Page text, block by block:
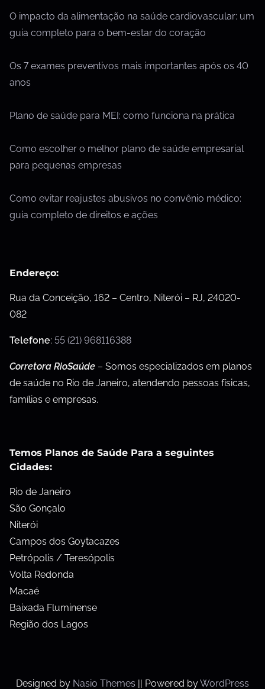
O impacto da alimentação na saúde cardiovascular: um
guia completo para o bem-estar do coração
Os 7 exames preventivos mais importantes após os 40
anos
Plano de saúde para MEI: como funciona na prática
Como escolher o melhor plano de saúde empresarial
para pequenas empresas
Como evitar reajustes abusivos no convênio médico:
guia completo de direitos e ações
Endereço:
Rua da Conceição, 162 – Centro, Niterói – RJ, 24020-
082
Telefone: 55 (21) 968116388
Corretora RioSaúde – Somos especializados em planos
de saúde no Rio de Janeiro, atendendo pessoas físicas,
famílias e empresas.
Temos Planos de Saúde Para a seguintes
Cidades:
Rio de Janeiro
São Gonçalo
Niterói
Campos dos Goytacazes
Petrópolis / Teresópolis
Volta Redonda
Macaé
Baixada Fluminense
Região dos Lagos
Designed by Nasio Themes Powered byWordPress